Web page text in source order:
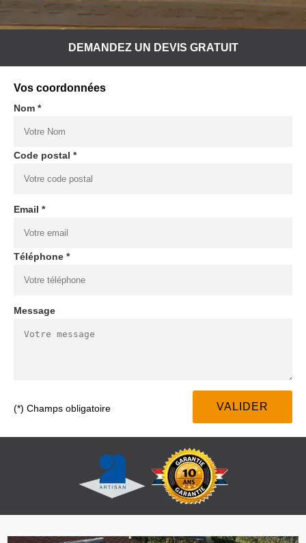
DEMANDEZ UN DEVIS GRATUIT
Vos coordonnées
Nom *
Code postal *
Email *
Téléphone *
Message
(*) Champs obligatoire